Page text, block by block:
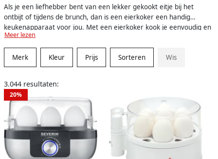
Als je een liefhebber bent van een lekker gekookt eitje bij het
ontbijt of tijdens de brunch, dan is een eierkoker een handig
keukenapparaat voor jou. Met een eierkoker kook je eenvoudig en
snel je eitjes precies zoals jij ze wilt, zonder gedoe met een pan met
water op het fornuis. Er zijn diverse eierkokers op de markt, van
simpele instapmodellen tot luxere uitvoeringen met extra functies.
In deze tekst duiken we in de wereld van eierkokers en de
voor jouw wensen.
Meer lezen
Merk Kleur Prijs Sorteren Wis
3.044 resultaten:
20%